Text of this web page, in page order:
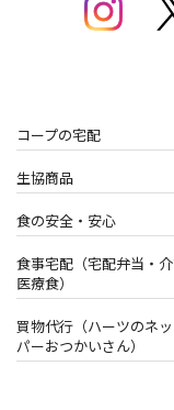
コープの宅配
生協商品
食の安全・安心
食事宅配（宅配弁当・介
医療食）
買物代行（ハーツのネ
パーおつかいさん）